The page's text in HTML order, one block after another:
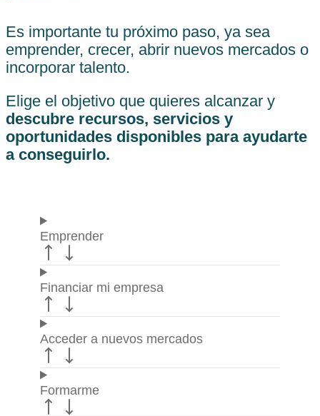
Es importante tu próximo paso, ya sea
emprender, crecer, abrir nuevos mercados o
incorporar talento.
Elige el objetivo que quieres alcanzar y
descubre recursos, servicios y
oportunidades disponibles para ayudarte
a conseguirlo.
Emprender
Financiar mi empresa
Acceder a nuevos mercados
Formarme